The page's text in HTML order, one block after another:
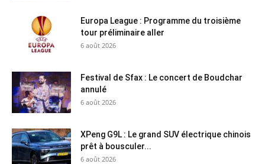
Europa League : Programme du troisième
tour préliminaire aller
6 août 2026
Festival de Sfax : Le concert de Boudchar
annulé
6 août 2026
XPeng G9L : Le grand SUV électrique chinois
prêt à bousculer...
6 août 2026